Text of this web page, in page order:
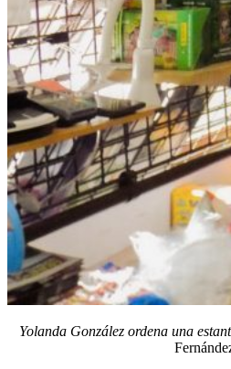
Yolanda González ordena una